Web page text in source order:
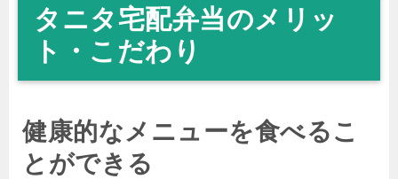
タニタ宅配弁当のメリッ
ト・こだわり
健康的なメニューを食べるこ
とができる